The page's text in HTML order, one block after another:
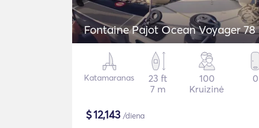
Fontaine Pajot Ocean Voyager 78
Katamaranas
23 ft
7 m
100
Kruizinė
0
$12,143 /diena